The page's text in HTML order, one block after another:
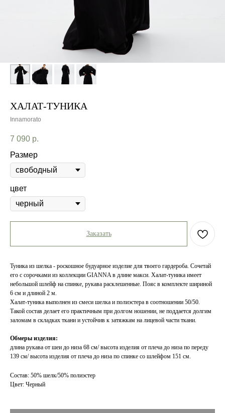
ХАЛАТ-ТУНИКА
Innamorato
7 090 р.
Размер
цвет
Заказать
Туника из шелка - роскошное будуарное изделие для твоего гардероба. Сочетай
его с сорочками из коллекции GIANNA в длине макси. Халат-туника имеет
небольшой шлейф на спинке, рукава расклешенные. Пояс в комплекте шириной
6 см и длиной 2 м.
Халат-туника выполнен из смеси шелка и полиэстера в соотношении 50/50.
Такой состав делает его практичным при долгом ношении, не поддается долгим
заломам в складках ткани и устойчив к затяжкам на лицевой части ткани.
Обмеры изделия:
длина рукава от шеи до низа 68 см/ высота изделия от плеча до низа по переду
139 см/ высота изделия от плеча до низа по спинке со шлейфом 151 см.
Состав: 50% шелк/50% полиэстер
Цвет: Черный